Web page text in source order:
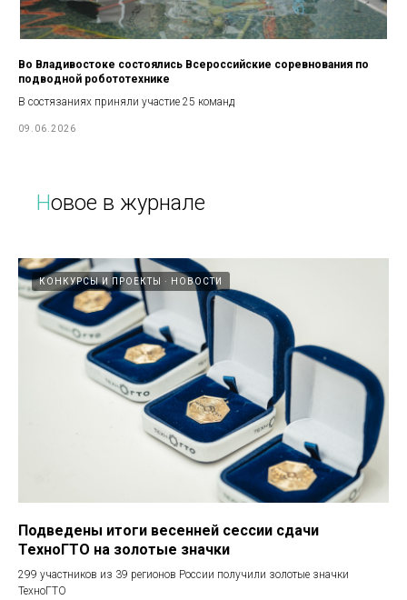
Во Владивостоке состоялись Всероссийские соревнования по
подводной робототехнике
В состязаниях приняли участие 25 команд
09.06.2026
Новое в журнале
КОНКУРСЫ И ПРОЕКТЫ НОВОСТИ
Подведены итоги весенней сессии сдачи
ТехноГТО на золотые значки
299 участников из 39 регионов России получили золотые значки
ТехноГТО